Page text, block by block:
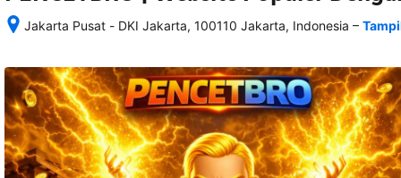
Jakarta Pusat - DKI Jakarta, 100110 Jakarta, Indonesia
semua
rincian
akomodasi
termasuk
nomor
telepon
–